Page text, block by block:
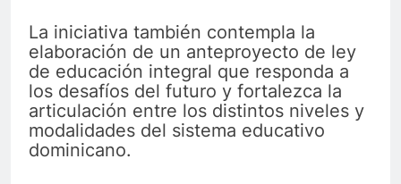
La iniciativa también contempla la
elaboración de un anteproyecto de ley
de educación integral que responda a
los desafíos del futuro y fortalezca la
articulación entre los distintos niveles y
modalidades del sistema educativo
dominicano.